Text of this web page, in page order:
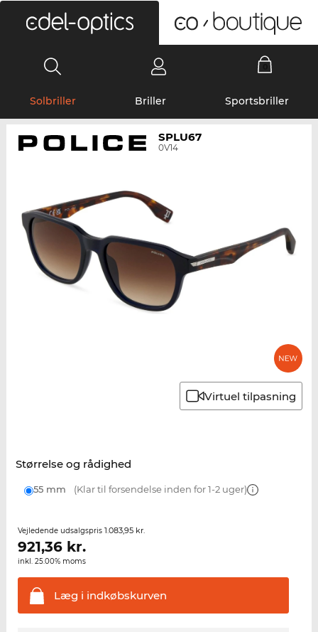
Solbriller Briller Sportsbriller
SPLU67
0V14
Virtuel tilpasning
Størrelse og rådighed
55 mm (Klar til forsendelse inden for 1-2 uger)
Vejledende udsalgspris 1.083,95 kr.
921,36kr.
inkl. 25.00% moms
Læg i indkøbskurven